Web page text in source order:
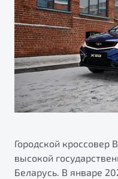
Яркий кроссовер
от 2 219 990 ₽*
Обзор В наличии
Автокредит
Трейд-ин
Страхование
Расчет КАСКО
ПОДДЕРЖКА
Гарантия Belgee
Belgee Линк
Belgee Клуб
Belgee Плюс
Клиентская поддержка
Помощь на дорогах
О дилерском центре
Правовая информация
Городской кроссовер
высокой
Беларусь. В январе